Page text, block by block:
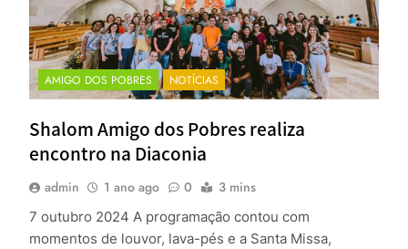
AMIGO DOS POBRES NOTÍCIAS
Shalom Amigo dos Pobres realiza
encontro na Diaconia
admin 1 ano ago 0 3 mins
7 outubro 2024 A programação contou com
momentos de louvor, lava-pés e a Santa Missa,